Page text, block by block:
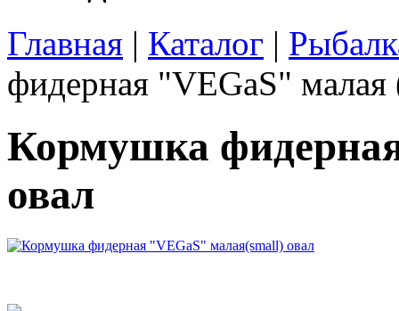
Главная | Каталог |
фидерная "VEGaS" малая
Кормушка
овал